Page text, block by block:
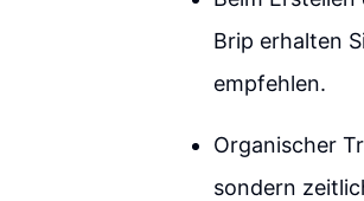
Brip erhalten
empfehlen.
Organischer
sondern